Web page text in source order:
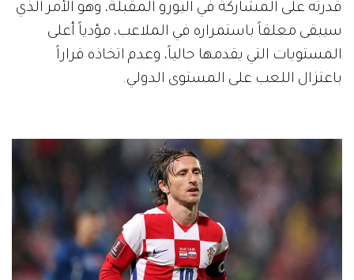
قدرته على المشاركة في اليورو المقبلة، وهو الأمر الذي
سيبقى معلقاً باستمراره في الملاعب، مؤدياً أعلى
المستويات التي يقدمها حالياً، وعدم اتخاذه قراراً
باعتزال اللعب على المستوى الدولي.